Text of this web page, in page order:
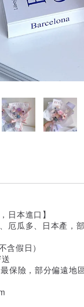
日本進口】
厄瓜多、日本產，
假日）
保險，部分偏遠地